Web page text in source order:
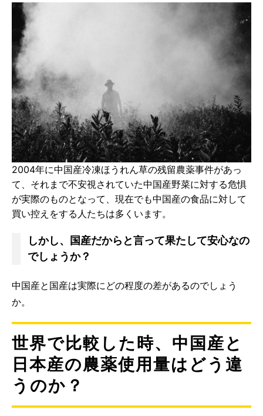
2004年に中国産冷凍ほうれん草の残留農薬事件があっ
て、それまで不安視されていた中国産野菜に対する危惧
が実際のものとなって、現在でも中国産の食品に対して
買い控えをする人たちは多くいます。
しかし、国産だからと言って果たして安心なの
でしょうか？
中国産と国産は実際にどの程度の差があるのでしょう
か。
世界で比較した時、中国産と
日本産の農薬使用量はどう違
うのか？